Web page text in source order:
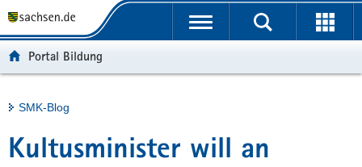
t
b
e
u
n
h
e
v
c
e
Portalübergreifende
Portal Bildung
Hauptinhalt
SMK-Blog
Kultusminister will an